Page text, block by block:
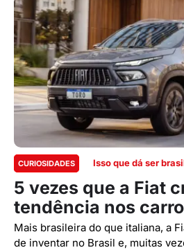
CURIOSIDADES Isso que dá ser
5 vezes que a Fiat
tendência nos
Mais brasileira do que italiana, a
de inventar no Brasil e, muitas